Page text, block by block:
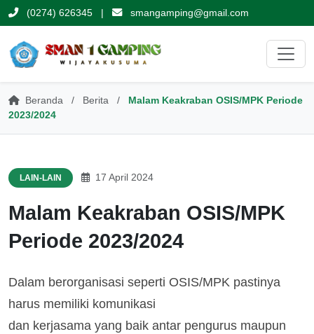
(0274) 626345 | smangamping@gmail.com
Beranda / Berita /
Malam Keakraban OSIS/MPK Periode
2023/2024
LAIN-LAIN 17 April 2024
Malam Keakraban OSIS/MPK
Periode 2023/2024
Dalam berorganisasi seperti OSIS/MPK pastinya
harus memiliki komunikasi
dan kerjasama yang baik antar pengurus maupun